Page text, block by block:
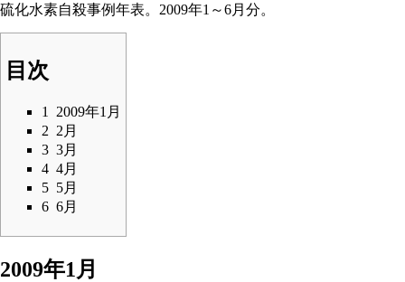
硫化水素自殺事例年表。2009年1～6月分。
目次
1
2009年1月
2 2月
3 3月
4 4月
5 5月
6 6月
2009年1月